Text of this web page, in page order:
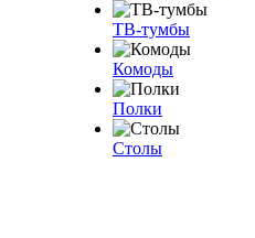
ТВ-тумбы
Комоды
Полки
Столы